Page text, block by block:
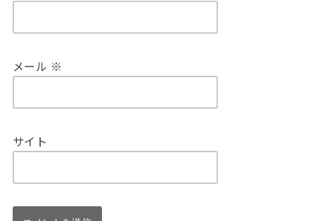
メール ※
サイト